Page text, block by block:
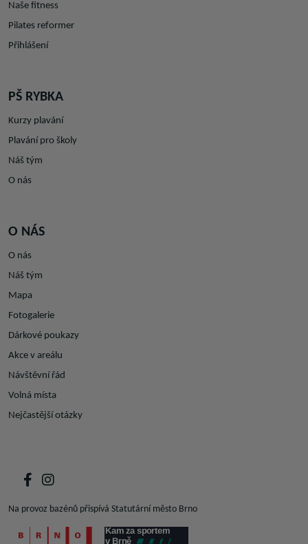
Naše fitness
Pilates reformer
Přihlášení
PŠ RYBKA
Kurzy plavání
Plavání pro školy
Náš tým
O nás
O NÁS
O nás
Náš tým
Mapa
Fotogalerie
Dárkové poukazy
Akce v areálu
Návštěvní řád
Volná místa
Nejčastější otázky
Na provoz bazénů přispívá Statutární město Brno